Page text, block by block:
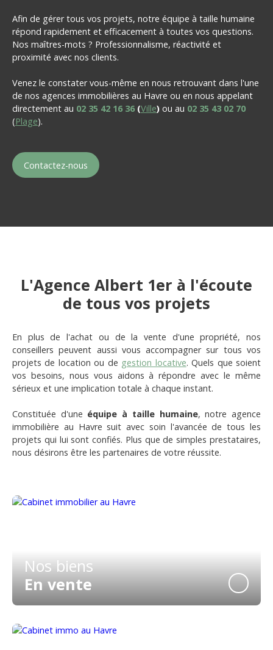
Afin de gérer tous vos projets, notre équipe à taille humaine
répond rapidement et efficacement à toutes vos questions.
Nos maîtres-mots ? Professionnalisme, réactivité et
proximité avec nos clients.
Venez le constater vous-même en nous retrouvant dans l'une
de nos agences immobilières au Havre ou en nous appelant
directement au 02 35 42 16 36 (Ville) ou au 02 35 43 02 70
(Plage).
Contactez-nous
L'Agence Albert 1er à l'écoute
de tous vos projets
En plus de l'achat ou de la vente d'une propriété, nos
conseillers peuvent aussi vous accompagner sur tous vos
projets de location ou de gestion locative. Quels que soient
vos besoins, nous vous aidons à répondre avec le même
sérieux et une implication totale à chaque instant.
Constituée d'une équipe à taille humaine, notre agence
immobilière au Havre suit avec soin l'avancée de tous les
projets qui lui sont confiés. Plus que de simples prestataires,
nous désirons être les partenaires de votre réussite.
Nos biens
En vente